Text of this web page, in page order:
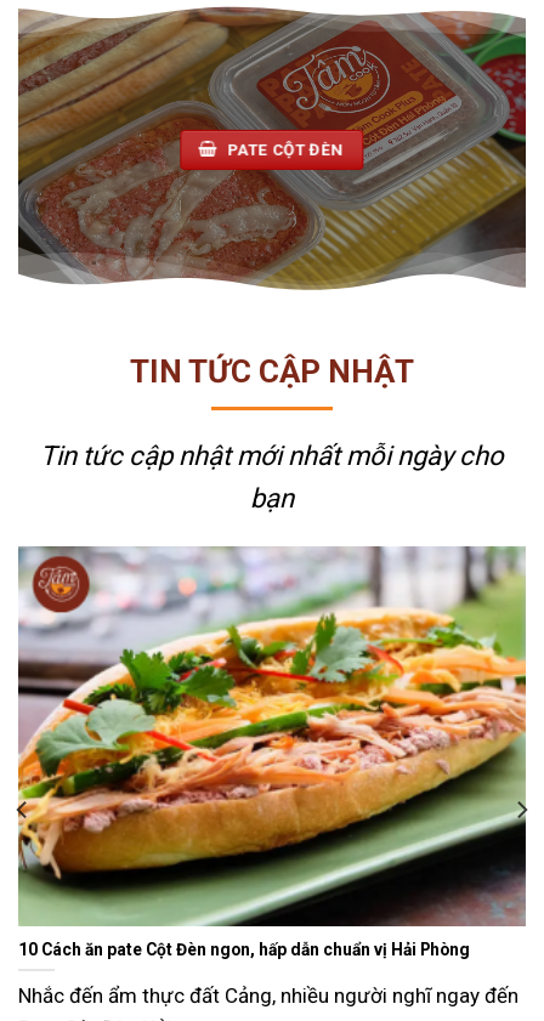
PATE CỘT ĐÈN
TIN TỨC CẬP NHẬT
Tin tức cập nhật mới nhấtmỗi ngày cho
bạn
Ăn gì ngày Tết sao cho đỡ ngán và lạ miệng? Gợi ý 15 món ngon
dễ làm tại nhà